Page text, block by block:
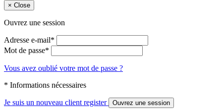
× Close
Ouvrez une session
Adresse e-mail*
Mot de passe*
Vous avez oublié votre mot de passe ?
* Informations nécessaires
Je suis un nouveau client register Ouvrez une session